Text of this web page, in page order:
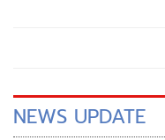
NEWS UPDATE